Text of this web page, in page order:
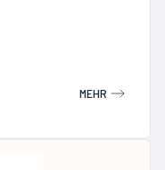
MEHR